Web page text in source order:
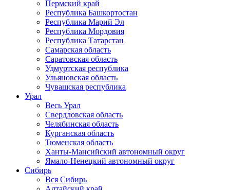
Пермский край
Республика Башкортостан
Республика Марий Эл
Республика Мордовия
Республика Татарстан
Самарская область
Саратовская область
Удмуртская республика
Ульяновская область
Чувашская республика
Урал
Весь Урал
Свердловская область
Челябинская область
Курганская область
Тюменская область
Ханты-Мансийский автономный округ
Ямало-Ненецкий автономный округ
Сибирь
Вся Сибирь